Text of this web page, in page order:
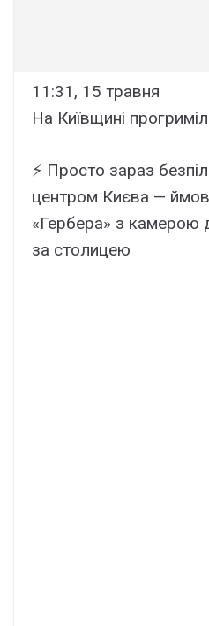
11:31, 15 травня
На Київщині
⚡️ Просто зараз
центром Києва —
«Гербера» з камерою
за столицею